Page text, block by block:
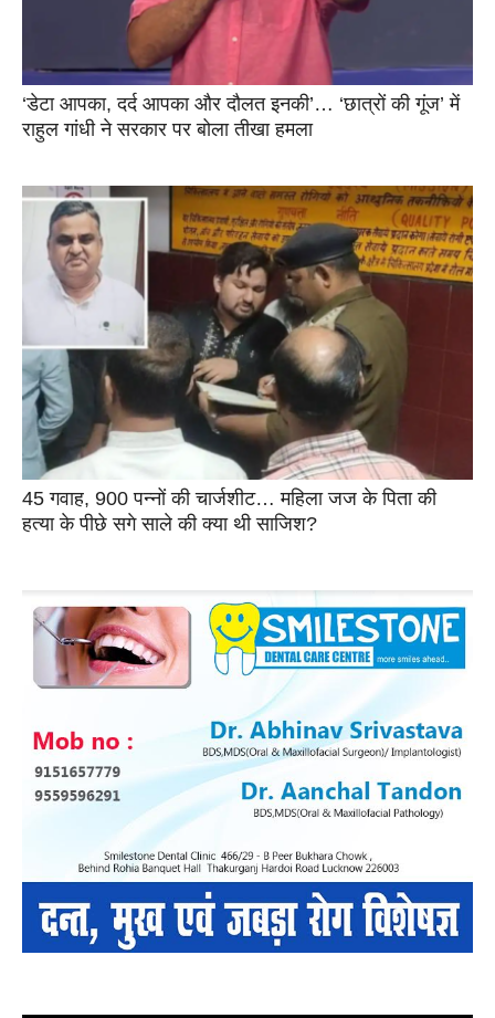
‘डेटा आपका, दर्द आपका और दौलत इनकी’… ‘छात्रों की गूंज’ में
राहुल गांधी ने सरकार पर बोला तीखा हमला
45 गवाह, 900 पन्नों की चार्जशीट… महिला जज के पिता की
हत्या के पीछे सगे साले की क्या थी साजिश?